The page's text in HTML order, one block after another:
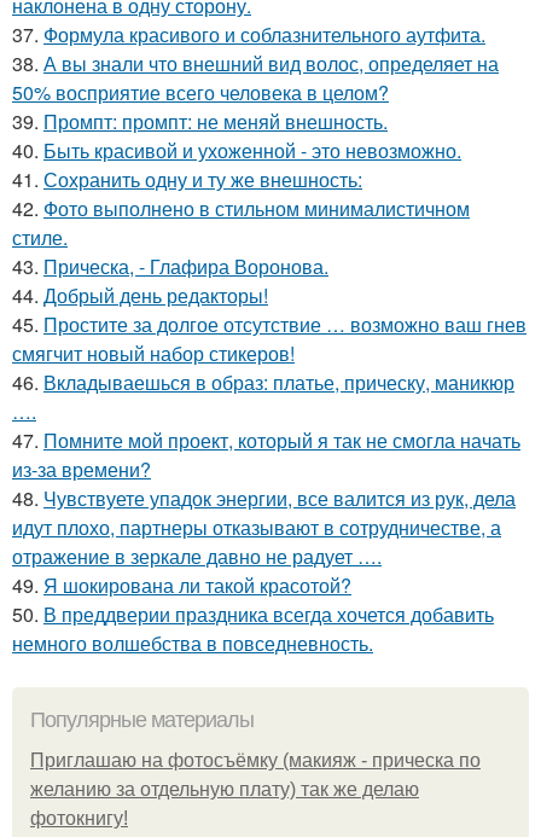
наклонена в одну сторону.
37. Формула красивого и соблазнительного аутфита.
38. А вы знали что внешний вид волос, определяет на
50% восприятие всего человека в целом?
39. Промпт: промпт: не меняй внешность.
40. Быть красивой и ухоженной - это невозможно.
41. Сохранить одну и ту же внешность:
42. Фото выполнено в стильном минималистичном
стиле.
43. Прическа, - Глафира Воронова.
44. Добрый день редакторы!
45. Простите за долгое отсутствие … возможно ваш гнев
смягчит новый набор стикеров!
46. Вкладываешься в образ: платье, прическу, маникюр
….
47. Помните мой проект, который я так не смогла начать
из-за времени?
48. Чувствуете упадок энергии, все валится из рук, дела
идут плохо, партнеры отказывают в сотрудничестве, а
отражение в зеркале давно не радует ….
49. Я шокирована ли такой красотой?
50. В преддверии праздника всегда хочется добавить
немного волшебства в повседневность.
Популярные материалы
Приглашаю на фотосъёмку (макияж - прическа по
желанию за отдельную плату) так же делаю
фотокнигу!